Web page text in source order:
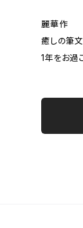
麗華作
癒しの筆
1年をお過